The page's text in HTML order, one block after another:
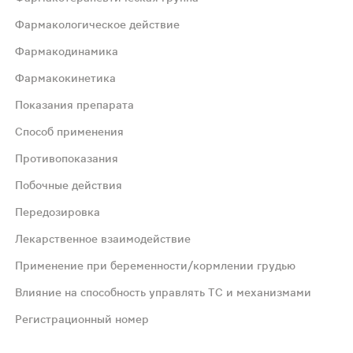
повышенной нервной возбудимости.
мозга; беременность; период лактации; детский
Фармакологическое действие
Фармакодинамика
Фармакокинетика
Показания препарата
Способ применения
Противопоказания
Побочные действия
Передозировка
Лекарственное взаимодействие
Применение при беременности/кормлении грудью
Влияние на способность управлять ТС и механизмами
Регистрационный номер